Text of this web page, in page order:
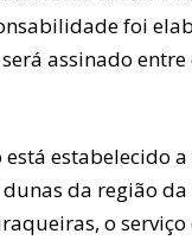
foi
assinado entre
estabelecido
da região
o serviço